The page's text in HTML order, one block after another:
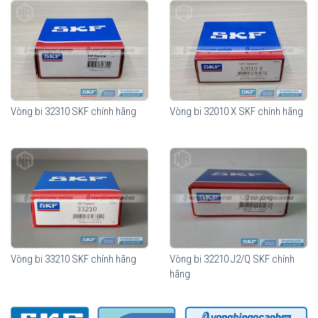
Vòng bi SKF 31310 J2/QCL7C chính hãng, phân phối bởi Vòng bi
Ngọc Anh - Đại lý uỷ quyền SKF.
Vòng bi 32310 SKF chính hãng Vòng bi 32010 X SKF chính hãng
Vòng bi 33210 SKF chính hãng
Vòng bi 32210 J2/Q SKF chính
hãng